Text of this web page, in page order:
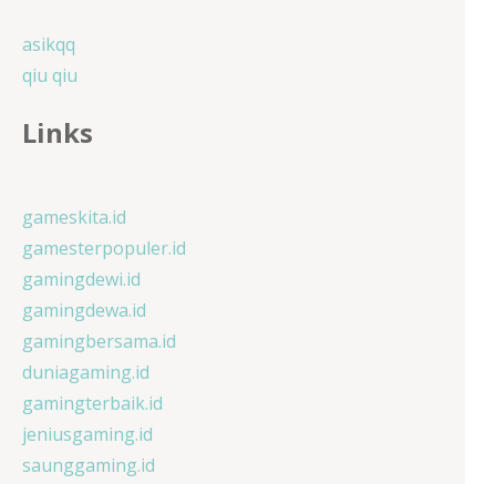
asikqq
qiu qiu
Links
gameskita.id
gamesterpopuler.id
gamingdewi.id
gamingdewa.id
gamingbersama.id
duniagaming.id
gamingterbaik.id
jeniusgaming.id
saunggaming.id